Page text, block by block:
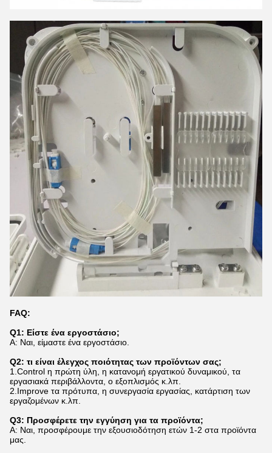
FAQ:
Q1: Είστε ένα εργοστάσιο;
Α: Ναι, είμαστε ένα εργοστάσιο.
Q2: τι είναι έλεγχος ποιότητας των προϊόντων σας;
1.Control η πρώτη ύλη, η κατανομή εργατικού δυναμικού, τα
εργασιακά περιβάλλοντα, ο εξοπλισμός κ.λπ.
2.Improve τα πρότυπα, η συνεργασία εργασίας, κατάρτιση των
εργαζομένων κ.λπ.
Q3: Προσφέρετε την εγγύηση για τα προϊόντα;
Α: Ναι, προσφέρουμε την εξουσιοδότηση ετών 1-2 στα προϊόντα
μας.